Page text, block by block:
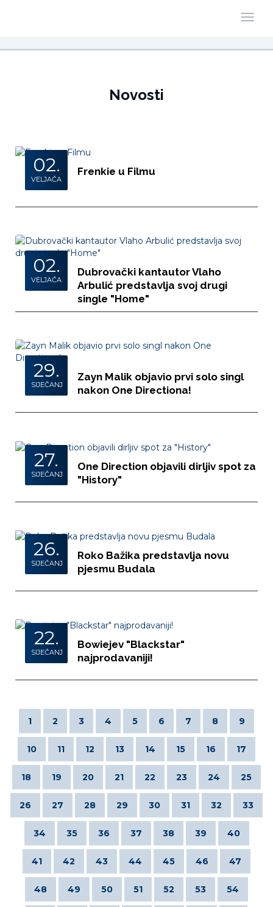
Novosti
02.
VELJAČA
Frenkie u Filmu
02.
VELJAČA
Dubrovački kantautor Vlaho
Arbulić predstavlja svoj drugi
single "Home"
29.
SIJEČANJ
Zayn Malik objavio prvi solo singl
nakon One Directiona!
27.
SIJEČANJ
One Direction objavili dirljiv spot za
"History"
26.
SIJEČANJ
Roko Bažika predstavlja novu
pjesmu Budala
22.
SIJEČANJ
Bowiejev "Blackstar"
najprodavaniji!
1 2 3 4 5 6 7 8 9
10 11 12 13 14 15 16 17
18 19 20 21 22 23 24 25
26 27 28 29 30 31 32 33
34 35 36 37 38 39 40
41 42 43 44 45 46 47
48 49 50 51 52 53 54